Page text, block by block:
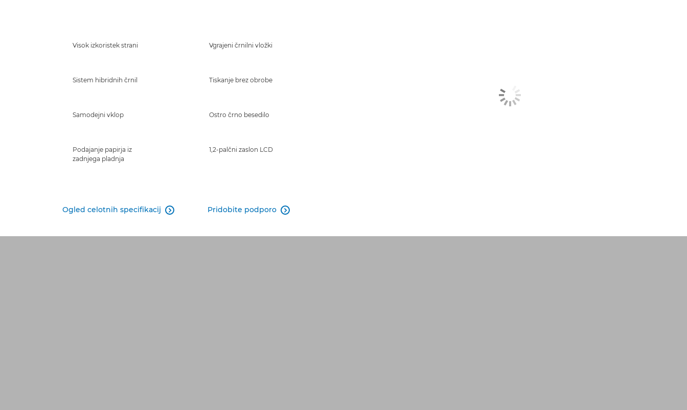
Visok izkoristek strani Vgrajeni črnilni vložki
Sistem hibridnih črnil Tiskanje brez obrobe
Samodejni vklop Ostro črno besedilo
Podajanje papirja iz
zadnjega pladnja
1,2-palčni zaslon LCD
Ogled celotnih specifikacij  Pridobite podporo 